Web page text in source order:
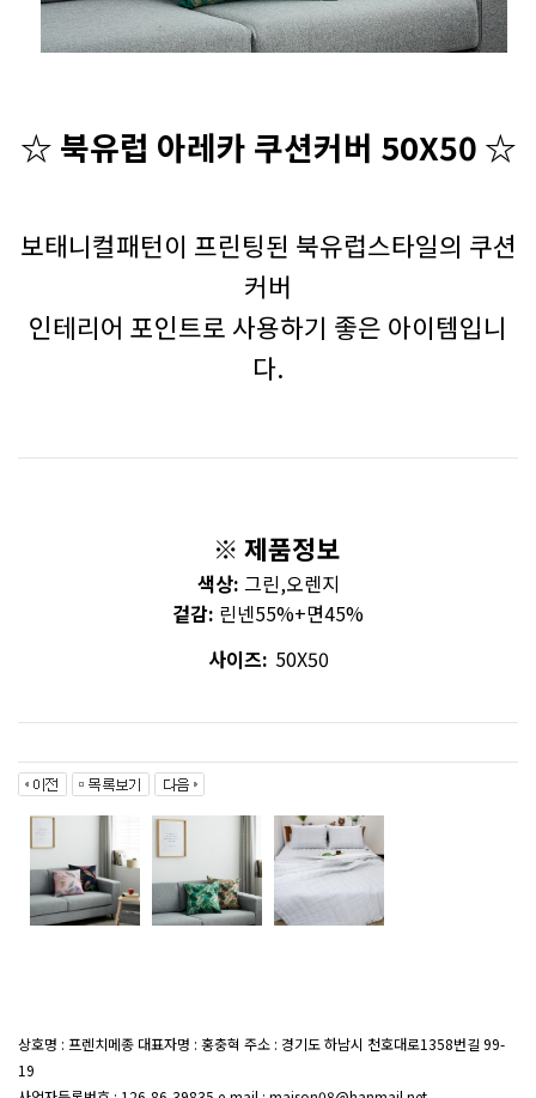
☆ 북유럽 아레카 쿠션커버 50X50 ☆
보태니컬패턴이 프린팅된 북유럽스타일의 쿠션
커버
인테리어 포인트로 사용하기 좋은 아이템입니
다.
※ 제품정보
색상: 그린,오렌지
겉감: 린넨55%+면45%
사이즈: 50X50
상호명 : 프렌치메종 대표자명 : 홍충혁 주소 : 경기도 하남시 천호대로1358번길 99-
19